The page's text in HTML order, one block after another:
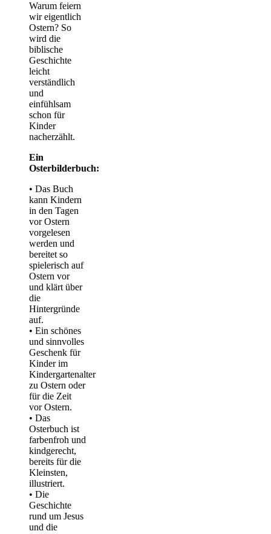
Warum feiern
wir eigentlich
Ostern? So
wird die
biblische
Geschichte
leicht
verständlich
und
einfühlsam
schon für
Kinder
nacherzählt.
Ein
Osterbilderbuch:
• Das Buch
kann Kindern
in den Tagen
vor Ostern
vorgelesen
werden und
bereitet so
spielerisch auf
Ostern vor
und klärt über
die
Hintergründe
auf.
• Ein schönes
und sinnvolles
Geschenk für
Kinder im
Kindergartenalter
zu Ostern oder
für die Zeit
vor Ostern.
• Das
Osterbuch ist
farbenfroh und
kindgerecht,
bereits für die
Kleinsten,
illustriert.
• Die
Geschichte
rund um Jesus
und die